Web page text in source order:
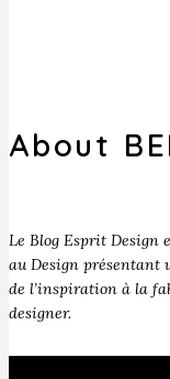
About
Le Blog Esprit Design
au Design présentant
de l’inspiration à la
designer.